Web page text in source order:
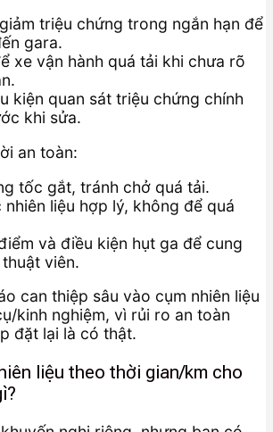
triệu chứng trong ngắn hạn để
gara.
xe vận hành quá tải khi chưa rõ
kiện quan sát triệu chứng chính
khi sửa.
an toàn:
tốc gắt, tránh chở quá tải.
nhiên liệu hợp lý, không để quá
và điều kiện hụt ga để cung
viên.
can thiệp sâu vào cụm nhiên liệu
kinh nghiệm, vì rủi ro an toàn
đặt lại là có thật.
liệu theo thời gian/km cho